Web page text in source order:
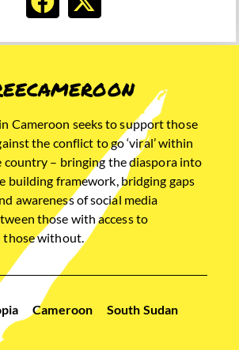
Cameroon seeks to support those
the conflict to go ‘viral’ within
country – bringing the diaspora into
building framework, bridging gaps
awareness of social media
those with access to
those without.
Cameroon South Sudan